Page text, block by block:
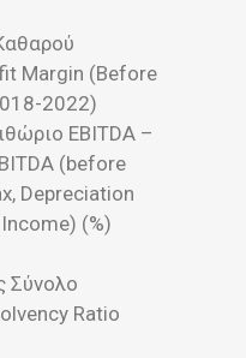
Margin (Before
2022)
EBITDA –
(before
Depreciation
(%)
Σύνολο
Ratio